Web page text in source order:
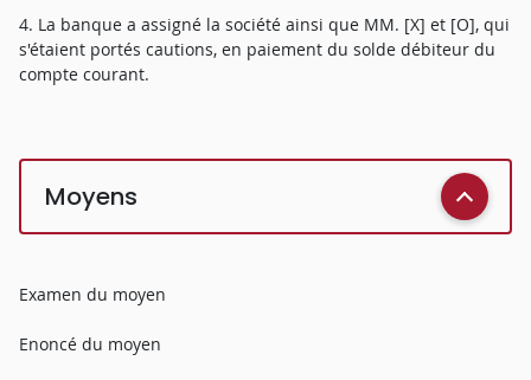
4. La banque a assigné la société ainsi que MM. [X] et [O], qui
s'étaient portés cautions, en paiement du solde débiteur du
compte courant.
Moyens
Examen du moyen
Enoncé du moyen